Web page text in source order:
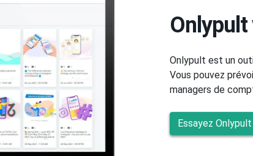
Onlypult est un
Vous pouvez
managers de
Essayez